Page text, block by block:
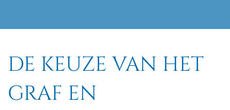
DE KEUZE VAN HET
GRAF EN